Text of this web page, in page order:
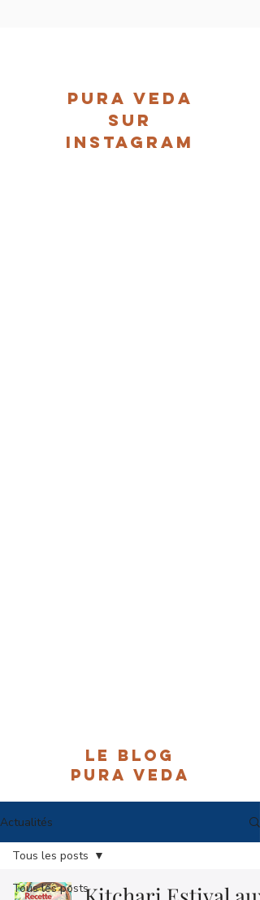
Pura Veda
sur
Instagram
Le Blog
Pura Veda
Actualités
Tous les posts
Tous les posts